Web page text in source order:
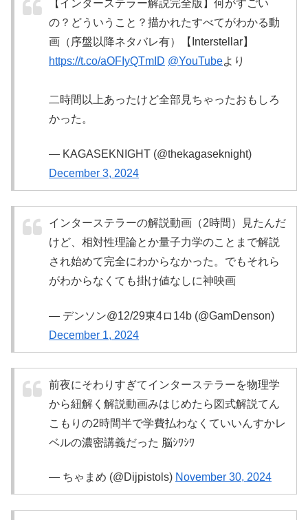
【インターステラー解説完全版】何がすごい
の？どういうこと？描かれたすべてがわかる動
画（序盤以降ネタバレ有）【Interstellar】
https://t.co/aOFIyQTmID @YouTubeより
二時間以上あったけど全部見ちゃったおもしろ
かった。
— KAGASEKNIGHT (@thekagaseknight)
December 3, 2024
インターステラーの解説動画（2時間）見たんだ
けど、相対性理論とか量子力学のことまで解説
され始めて完全にわからなかった。でもそれら
がわからなくても掛け値なしに神映画
— デンソン@12/29東4ロ14b (@GamDenson)
December 1, 2024
前夜にそわりすぎてインターステラーを物理学
から紐解く解説動画みはじめたら図式解説てん
こもりの2時間半で学費払わなくていいんすかレ
ベルの濃密講義だった 脳ｼﾜｼﾜ
— ちゃまめ (@Dijpistols) November 30, 2024